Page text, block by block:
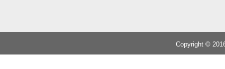
Copyright ©